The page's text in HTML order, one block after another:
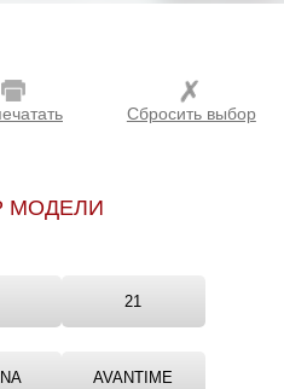
Сбросить выбор
МОДЕЛИ
21
AVANTIME